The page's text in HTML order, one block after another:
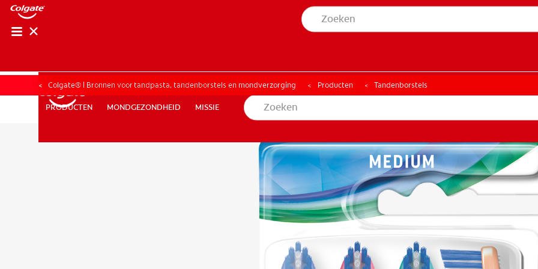
PRODUCTEN MONDGEZONDHEID MISSIE
PRODUCTEN MONDGEZONDHEID MISSIE
CONTROLE MONDGEZONDHEID PRODUCTMATCH
Colgate® | Bronnen voor tandpasta, tandenborstels en mondverzorging Producten Tandenborstels